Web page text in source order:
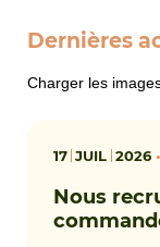
Dernières
Charger les
17 JUIL 2026•
Nous